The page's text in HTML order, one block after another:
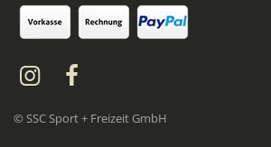
© SSC Sport + Freizeit GmbH